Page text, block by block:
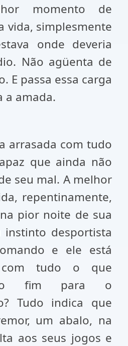
momento de
vida, simplesmente
onde deveria
Não agüenta de
E passa essa carga
a amada.
arrasada com tudo
que ainda não
seu mal. A melhor
repentinamente,
pior noite de sua
instinto desportista
e ele está
com tudo o que
fim para o
Tudo indica que
um abalo, na
aos seus jogos e